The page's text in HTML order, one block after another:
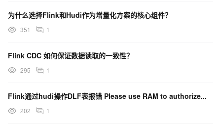
为什么选择Flink和Hudi作为增量化方案的核心组件？
351 1
Flink CDC 如何保证数据读取的一致性？
295 1
Flink通过hudi操作DLF表报错 Please use RAM to authorize...
202 1